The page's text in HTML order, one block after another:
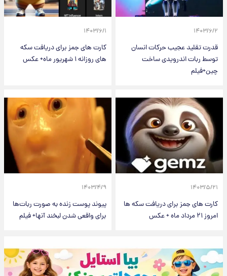
۱۴۰۳/۶/۲
قدرت تقلید عجیب حرکات انسان
توسط ربات اندرویدی ساخت
چین+فیلم
۱۴۰۳/۶/۱
کارت های جمز برای دریافت سکه
های روزانه ۱ شهریور ماه+ عکس
۱۴۰۳/۵/۲۱
کارت های جمز برای دریافت سکه ها
امروز ۲۱ مرداد ماه + عکس
۱۴۰۳/۴/۹
پیوند پوست زنده به صورت ربات‌ها
برای واقعی شدن لبخند آنها+ فیلم